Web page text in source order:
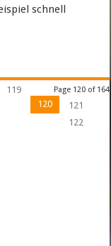
schnell
Page 120 of 164
119
120
121
122